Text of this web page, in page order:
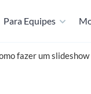
Para Equipes
fazer um